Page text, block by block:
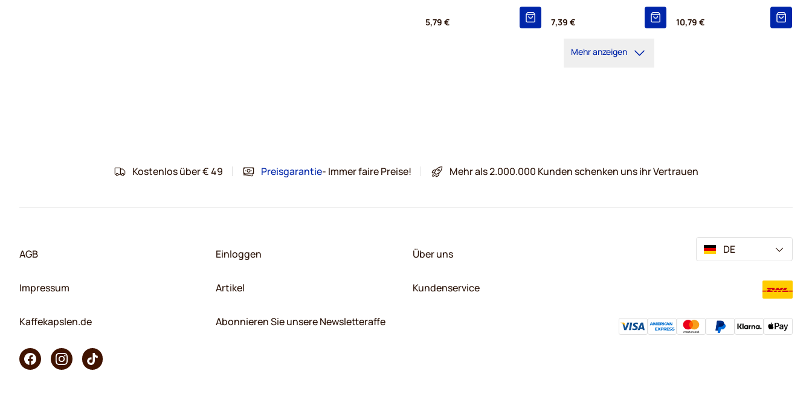
5,79 € 7,39 € 10,79 €
Mehr anzeigen
Kostenlos über € 49 Preisgarantie- Immer faire Preise! Mehr als 2.000.000 Kunden schenken uns ihr Vertrauen
AGB
Impressum
Kaffekapslen.de
Einloggen
Artikel
Abonnieren Sie unsere Newsletteraffe
Über uns
Kundenservice
DE